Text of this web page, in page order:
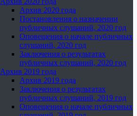
Архив 2020 года
Постановления о назначении
публичных слушаний, 2020 год
Оповещения о начале публичных
слушаний, 2020 год
Заключения о результатах
публичных слушаний, 2020 год
Архив 2019 года
Архив 2019 года
Заключения о результатах
публичных слушаний, 2019 год
Оповещения о начале публичных